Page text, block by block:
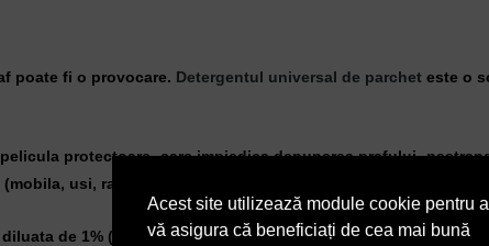
Acest site utilizează module cookie pentru a
vă asigura că beneficiați de cea mai bună
poate fi o provocare. Detergentul universal de parchet este o
protectoare, care impiedica depunerea prafului,
usi, rame).
de 1% (doua capacele a cate 25 ml in 5 litri apa), dupa